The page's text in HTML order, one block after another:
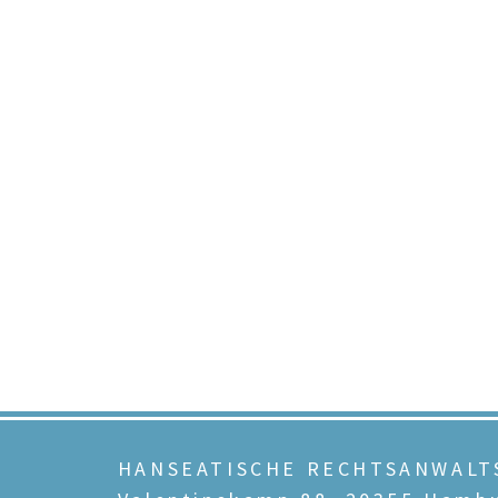
HANSEATISCHE